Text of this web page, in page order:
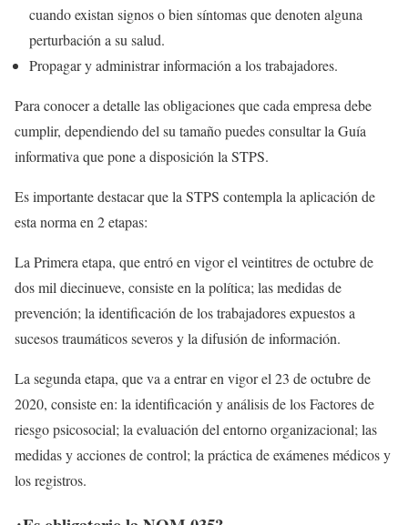
cuando existan signos o bien síntomas que denoten alguna
perturbación a su salud.
Propagar y administrar información a los trabajadores.
Para conocer a detalle las obligaciones que cada empresa debe
cumplir, dependiendo del su tamaño puedes consultar la Guía
informativa que pone a disposición la STPS.
Es importante destacar que la STPS contempla la aplicación de
esta norma en 2 etapas:
La Primera etapa, que entró en vigor el veintitres de octubre de
dos mil diecinueve, consiste en la política; las medidas de
prevención; la identificación de los trabajadores expuestos a
sucesos traumáticos severos y la difusión de información.
La segunda etapa, que va a entrar en vigor el 23 de octubre de
2020, consiste en: la identificación y análisis de los Factores de
riesgo psicosocial; la evaluación del entorno organizacional; las
medidas y acciones de control; la práctica de exámenes médicos y
los registros.